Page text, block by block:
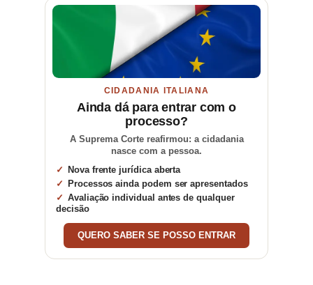
CIDADANIA ITALIANA
Ainda dá para entrar com o
processo?
A Suprema Corte reafirmou: a cidadania
nasce com a pessoa.
Nova frente jurídica aberta
Processos ainda podem ser apresentados
Avaliação individual antes de qualquer
decisão
QUERO SABER SE POSSO ENTRAR